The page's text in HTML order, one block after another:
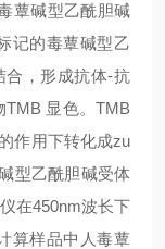
蕈碱型乙酰胆碱
记的毒蕈碱型乙
合，形成抗体-抗
TMB 显色。TMB
作用下转化成zu
型乙酰胆碱受体
在450nm波长下
算样品中人毒蕈